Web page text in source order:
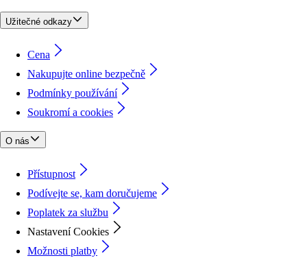
Užitečné odkazy
Cena
Nakupujte online bezpečně
Podmínky používání
Soukromí a cookies
O nás
Přístupnost
Podívejte se, kam doručujeme
Poplatek za službu
Nastavení Cookies
Možnosti platby